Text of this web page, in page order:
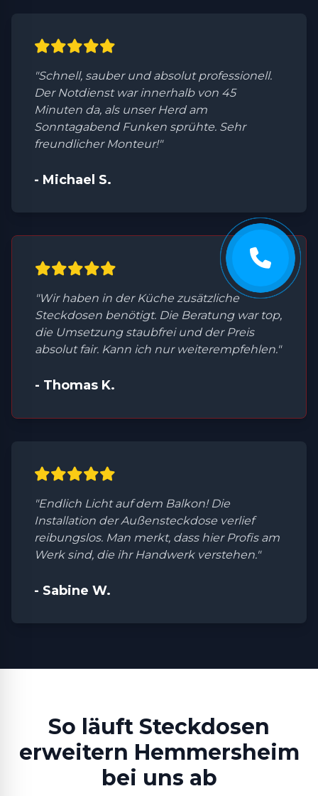
"Schnell, sauber und absolut professionell.
Der Notdienst war innerhalb von 45
Minuten da, als unser Herd am
Sonntagabend Funken sprühte. Sehr
freundlicher Monteur!"
- Michael S.
"Wir haben in der Küche zusätzliche
Steckdosen benötigt. Die Beratung war top,
die Umsetzung staubfrei und der Preis
absolut fair. Kann ich nur weiterempfehlen."
- Thomas K.
"Endlich Licht auf dem Balkon! Die
Installation der Außensteckdose verlief
reibungslos. Man merkt, dass hier Profis am
Werk sind, die ihr Handwerk verstehen."
- Sabine W.
So läuft Steckdosen
erweitern Hemmersheim
bei uns ab